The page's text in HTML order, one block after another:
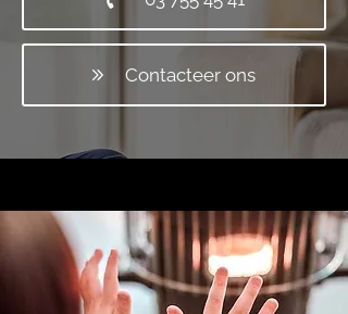
Contacteer ons